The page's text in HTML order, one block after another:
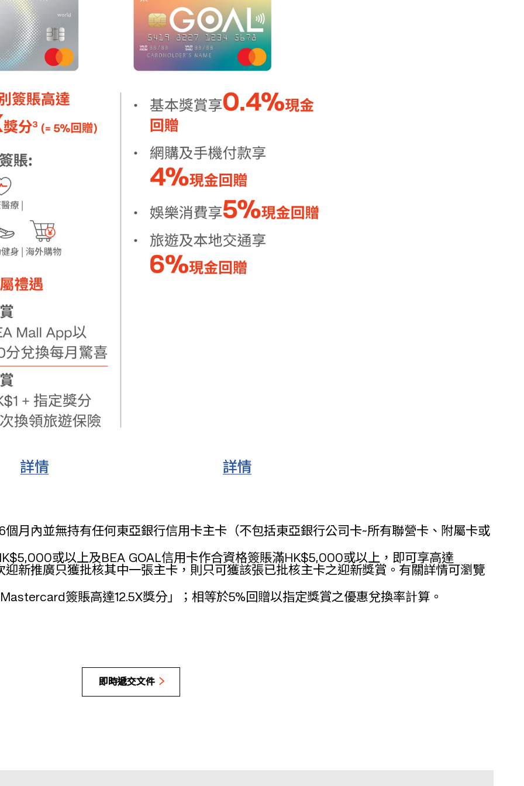
月內並無持有任何東亞銀行信用卡主卡（不包括東亞銀行公司卡~所有聯營卡、附屬卡或
或以上及BEA GOAL信用卡作合資格簽賬滿HK$5,000或以上，即可享高達
新推廣只獲批核其中一張主卡，則只可獲該張已批核主卡之迎新獎賞。有關詳情可瀏覽
簽賬高達12.5X獎分」；相等於5%回贈以指定獎賞之優惠兌換率計算。
即時遞交文件